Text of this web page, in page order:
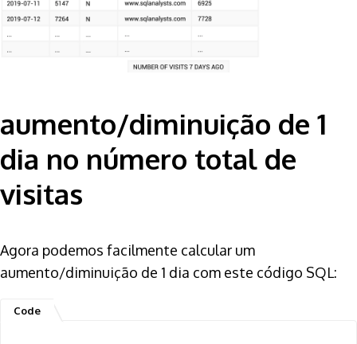
aumento/diminuição de 1
dia no número total de
visitas
Agora podemos facilmente calcular um
aumento/diminuição de 1 dia com este código SQL: